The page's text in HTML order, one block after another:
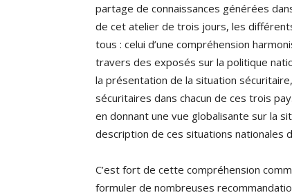
partage de connaissances générées
de cet atelier de trois jours, les
tous : celui d’une compréhension
travers des exposés sur la politique
la présentation de la situation
sécuritaires dans chacun de ces trois
en donnant une vue globalisante sur la
description de ces situations nationales
C’est fort de cette compréhension
formuler de nombreuses